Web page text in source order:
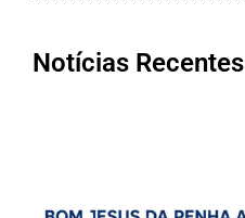
Notícias Recentes